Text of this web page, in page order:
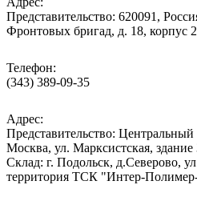
Представительство: 620091,
Фронтовых бригад, д. 18, корпус
Телефон:
(343) 389-09-35
Адрес:
Представительство: Центральный
Москва, ул. Марксистская, здание
Cклад: г. Подольск, д.Северово,
территория ТСК "Интер-